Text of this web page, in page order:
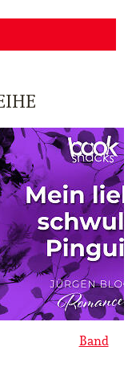
Band